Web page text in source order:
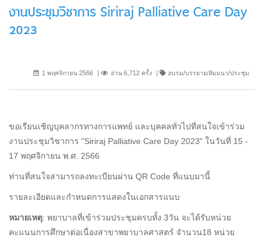
งานประชุมวิชาการ Siriraj Palliative Care Day
2023
1 พฤศจิกายน 2566 อ่าน 6,712 ครั้ง อบรม/บรรยาย/สัมมนา/ประชุม
ขอเรียนเชิญบุคลากรทางการแพทย์ และบุคคลทั่วไปที่สนใจเข้าร่วม
งานประชุมวิชาการ "Siriraj Palliative Care Day 2023" ในวันที่ 15 -
17 พฤศจิกายน พ.ศ. 2566
ท่านที่สนใจสามารถลงทะเบียนผ่าน QR Code ที่แนบมานี้
รายละเอียดและกำหนดการแสดงในเอกสารแนบ
หมายเหตุ: พยาบาลที่เข้าร่วมประชุมครบทั้ง 3วัน จะได้รับหน่วย
คะแนนการศึกษาต่อเนื่องสาขาพยาบาลศาสตร์ จำนวน18 หน่วย